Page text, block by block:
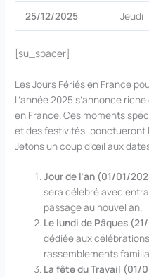
25/12/2025 Jeudi
[su_spacer]
Les Jours Fériés en France
L’année 2025 s’annonce
en France. Ces moments
et des festivités, ponctueront
Jetons un coup d’œil aux
Jour de l’an (01/01/
sera célébré avec
passage au nouvel an.
Le lundi de Pâques
dédiée aux
rassemblements
La fête du Travail (01/